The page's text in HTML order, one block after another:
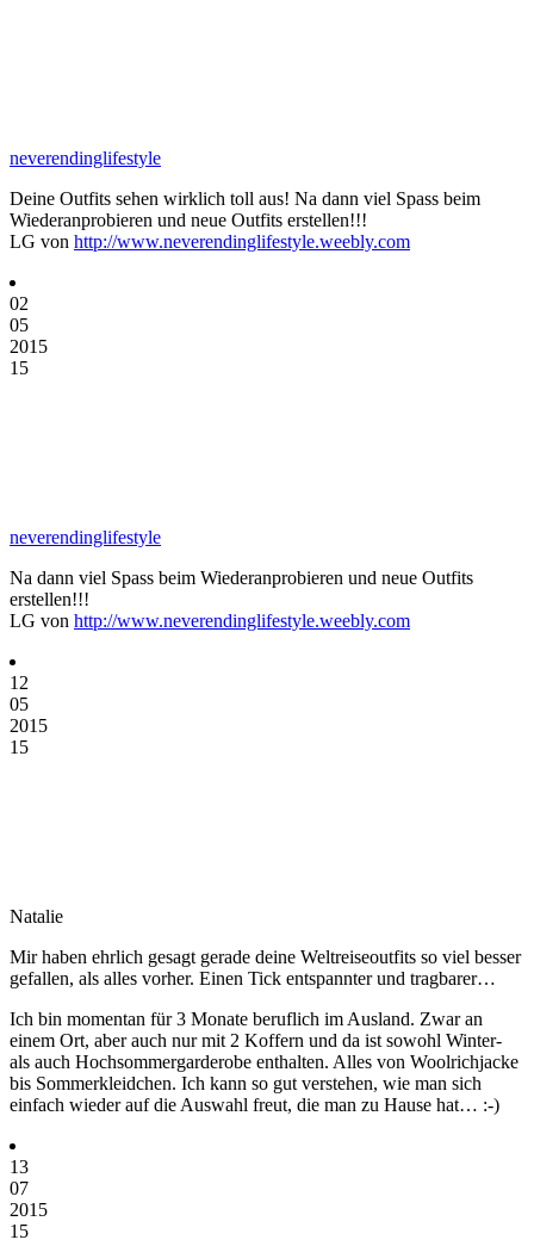
neverendinglifestyle
Deine Outfits sehen wirklich toll aus! Na dann viel Spass beim
Wiederanprobieren und neue Outfits erstellen!!!
LG von http://www.neverendinglifestyle.weebly.com
02
05
2015
15
neverendinglifestyle
Na dann viel Spass beim Wiederanprobieren und neue Outfits
erstellen!!!
LG von http://www.neverendinglifestyle.weebly.com
12
05
2015
15
Natalie
Mir haben ehrlich gesagt gerade deine Weltreiseoutfits so viel besser
gefallen, als alles vorher. Einen Tick entspannter und tragbarer…
Ich bin momentan für 3 Monate beruflich im Ausland. Zwar an
einem Ort, aber auch nur mit 2 Koffern und da ist sowohl Winter-
als auch Hochsommergarderobe enthalten. Alles von Woolrichjacke
bis Sommerkleidchen. Ich kann so gut verstehen, wie man sich
einfach wieder auf die Auswahl freut, die man zu Hause hat… :-)
13
07
2015
15